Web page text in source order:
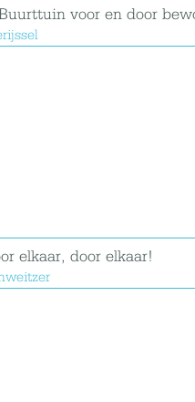
voor en door
elkaar, door elkaar!